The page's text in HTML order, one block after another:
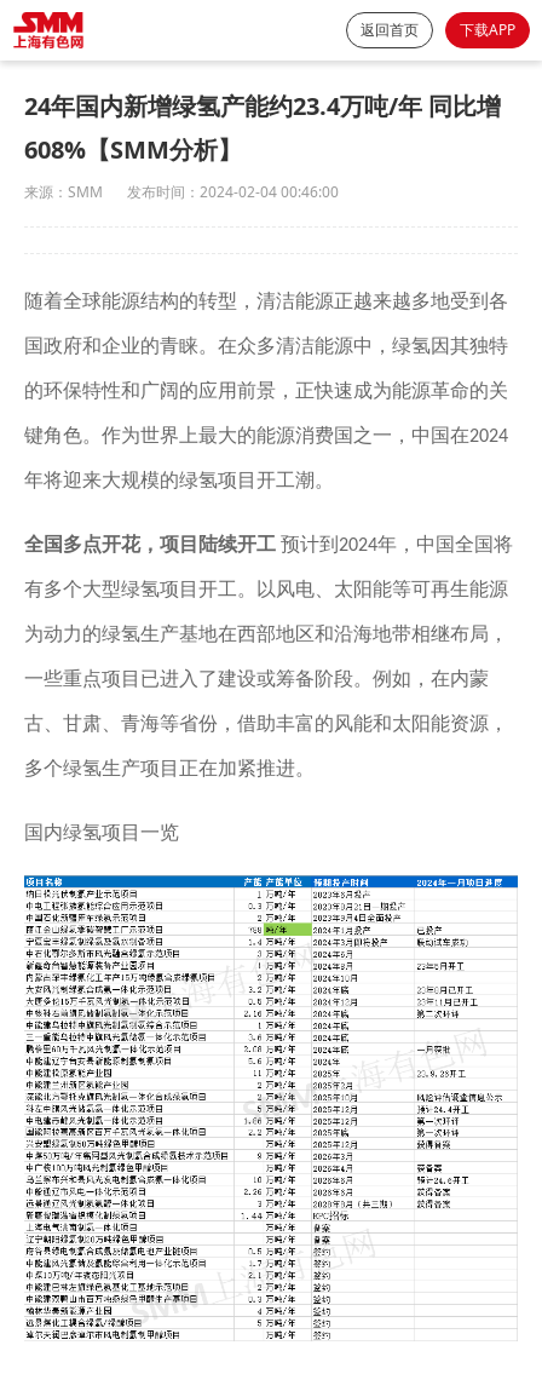
返回首页 下载APP
24年国内新增绿氢产能约23.4万吨/年 同比增
608%【SMM分析】
来源： SMM 发布时间： 2024-02-04 00:46:00
随着全球能源结构的转型，清洁能源正越来越多地受到各
国政府和企业的青睐。在众多清洁能源中，绿氢因其独特
的环保特性和广阔的应用前景，正快速成为能源革命的关
键角色。作为世界上最大的能源消费国之一，中国在2024
年将迎来大规模的绿氢项目开工潮。
全国多点开花，项目陆续开工 预计到 2024年，中国全国将
有多个大型绿氢项目开工。以风电、太阳能等可再生能源
为动力的绿氢生产基地在西部地区和沿海地带相继布局，
一些重点项目已进入了建设或筹备阶段。例如，在内蒙
古、甘肃、青海等省份，借助丰富的风能和太阳能资源，
多个绿氢生产项目正在加紧推进。
国内绿氢项目一览